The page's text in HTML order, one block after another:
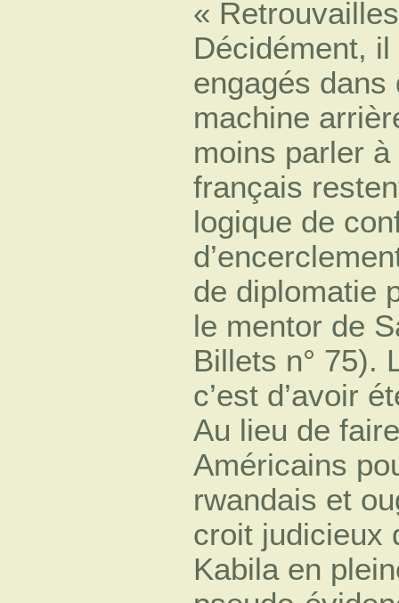
«
Décidément,
engagés
machine
moins parler
français
logique de
de diplomatie
le mentor de
Billets n° 75).
c’est d’avoir
Au lieu de
Américains
rwandais et
croit judicieux
Kabila en